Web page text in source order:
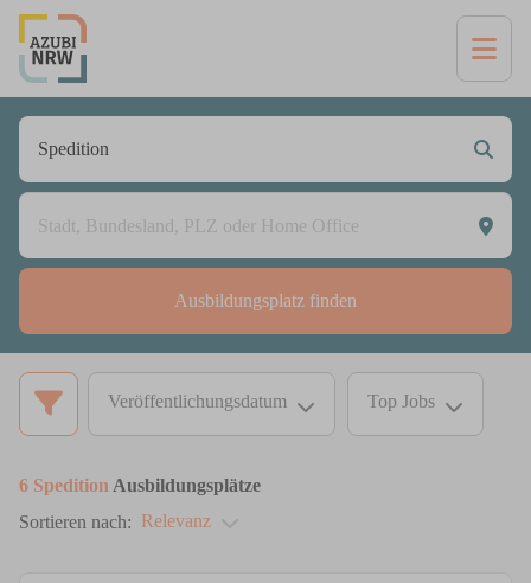
Ausbildungsplatz finden
Veröffentlichungsdatum Top Jobs
6 Spedition Ausbildungsplätze
Sortieren nach: Relevanz